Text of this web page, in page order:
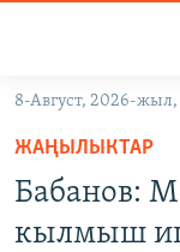
Навигацияга
өтүңүз
Издөөгө
салыңыз
КЫРГЫЗСТАН
8-Август, 2026-
ЖАҢЫЛЫКТАР
Бабанов:
кылмыш